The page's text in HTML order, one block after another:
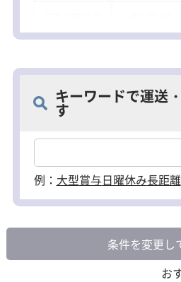
北区(14)
立川市(2) 武蔵野市(1)
府中市(3) 昭島市(2)
町田市(4) 小金井市(1)
福生市(1)
キーワードで運送
す
例： 大型賞与日曜休み長距離
条件を変更し